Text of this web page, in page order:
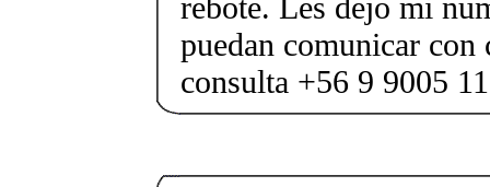
puedan comunicar con
consulta +56 9 9005